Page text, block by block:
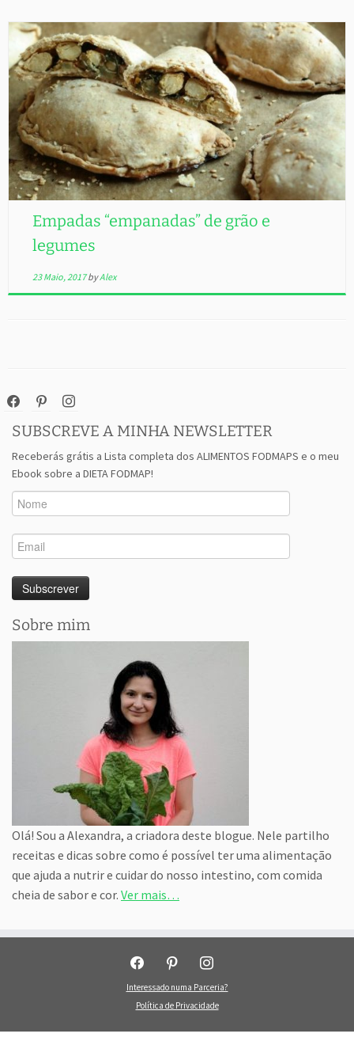
Empadas “empanadas” de grão e
legumes
23 Maio, 2017byAlex
facebookpinterestinstagram
SUBSCREVE A MINHA NEWSLETTER
Receberás grátis a Lista completa dos ALIMENTOS FODMAPS e o meu
Ebook sobre a DIETA FODMAP!
Sobre mim
Olá! Sou a Alexandra, a criadora deste blogue. Nele partilho
receitas e dicas sobre como é possível ter uma alimentação
que ajuda a nutrir e cuidar do nosso intestino, com comida
cheia de sabor e cor. Ver mais…
facebook pinterest instagram
Interessado numa Parceria?
Política de Privacidade